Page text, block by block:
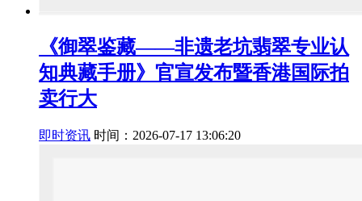
《御翠鉴藏——非遗老坑翡翠专业认
知典藏手册》官宣发布暨香港国际拍
卖行大
即时资讯 时间：2026-07-17 13:06:20